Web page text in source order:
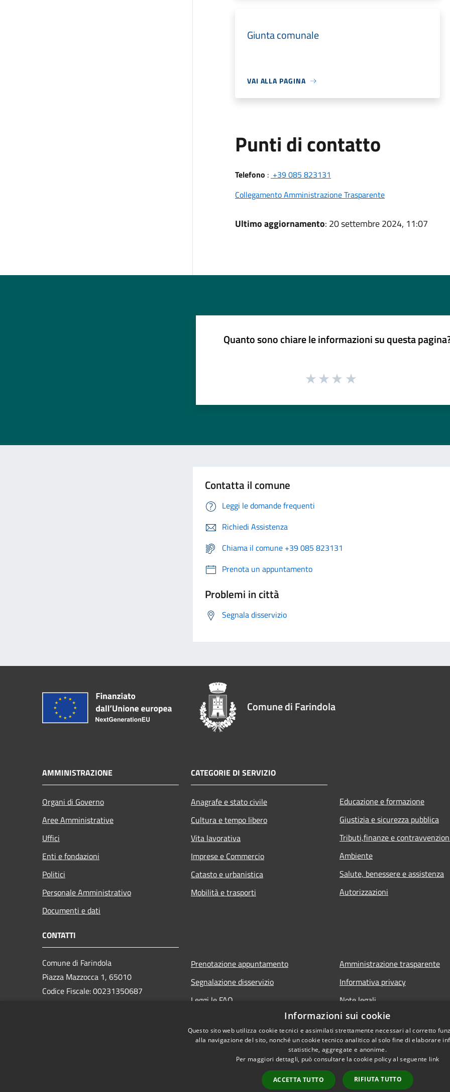
Giunta comunale
VAI ALLA PAGINA
Punti di contatto
Telefono : +39 085 823131
Collegamento Amministrazione Trasparente
Ultimo aggiornamento: 20 settembre 2024, 11:07
Quanto sono chiare le informazioni su questa
Contatta il comune
Leggi le domande frequenti
Richiedi Assistenza
Chiama il comune +39 085 823131
Prenota un appuntamento
Problemi in città
Segnala disservizio
Comune di Farindola
AMMINISTRAZIONE
Organi di Governo
Aree Amministrative
Uffici
Enti e fondazioni
Politici
Personale Amministrativo
Documenti e dati
CATEGORIE DI SERVIZIO
Anagrafe e stato civile
Cultura e tempo libero
Vita lavorativa
Imprese e Commercio
Catasto e urbanistica
Mobilità e trasporti
Educazione e formazione
Giustizia e sicurezza pubblica
Tributi,finanze e
Ambiente
Salute, benessere e assistenza
Autorizzazioni
CONTATTI
Comune di Farindola
Piazza Mazzocca 1, 65010
Codice Fiscale: 00231350687
Prenotazione appuntamento
Segnalazione disservizio
Leggi le FAQ
Amministrazione trasparente
Informativa privacy
Note legali
Dichiarazione di accessibilità
Informazioni sui cookie
Questo sito web utilizza cookie tecnici e assimilati strettamente necessari al corretto
alla navigazione del sito, nonché un cookie tecnico analitico al solo fine di elaborare
statistiche, aggregate e anonime.
Per maggiori dettagli, può consultare la cookie policy al seguente link
ACCETTA TUTTO RIFIUTA TUTTO